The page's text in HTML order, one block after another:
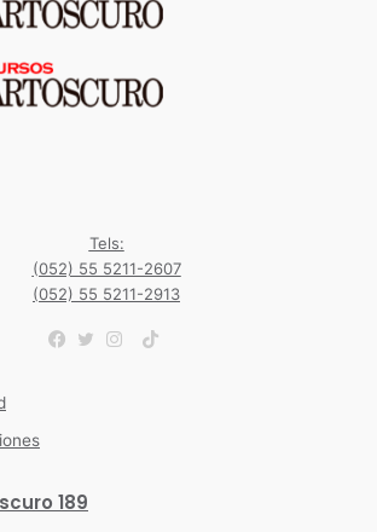
Tels:
(052) 55 5211-2607
(052) 55 5211-2913
TikTok
189